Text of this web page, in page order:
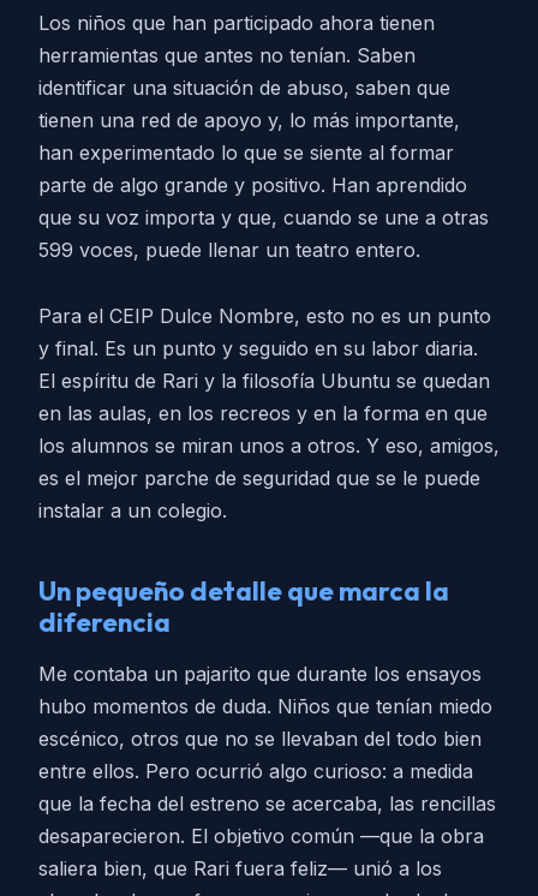
Los niños que han participado ahora tienen
herramientas que antes no tenían. Saben
identificar una situación de abuso, saben que
tienen una red de apoyo y, lo más importante,
han experimentado lo que se siente al formar
parte de algo grande y positivo. Han aprendido
que su voz importa y que, cuando se une a otras
599 voces, puede llenar un teatro entero.
Para el CEIP Dulce Nombre, esto no es un punto
y final. Es un punto y seguido en su labor diaria.
El espíritu de Rari y la filosofía Ubuntu se quedan
en las aulas, en los recreos y en la forma en que
los alumnos se miran unos a otros. Y eso, amigos,
es el mejor parche de seguridad que se le puede
instalar a un colegio.
Un pequeño detalle que marca la
diferencia
Me contaba un pajarito que durante los ensayos
hubo momentos de duda. Niños que tenían miedo
escénico, otros que no se llevaban del todo bien
entre ellos. Pero ocurrió algo curioso: a medida
que la fecha del estreno se acercaba, las rencillas
desaparecieron. El objetivo común —que la obra
saliera bien, que Rari fuera feliz— unió a los